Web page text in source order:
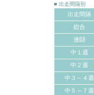
■ 出走間隔別
出走間隔
総合
連闘
中１週
中２週
中３～４週
中５～７週